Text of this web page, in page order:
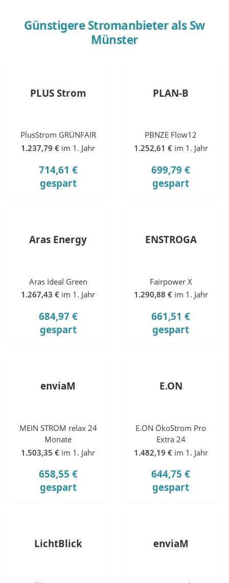
Günstigere Stromanbieter alsSw
Münster
PLUS Strom
PlusStrom GRÜNFAIR
1.237,79 € im 1. Jahr
714,61 €
gespart
PLAN-B
PBNZE Flow12
1.252,61 € im 1. Jahr
699,79 €
gespart
Aras Energy
Aras Ideal Green
1.267,43 € im 1. Jahr
684,97 €
gespart
ENSTROGA
Fairpower X
1.290,88 € im 1. Jahr
661,51 €
gespart
enviaM
MEIN STROM relax 24
Monate
1.503,35 € im 1. Jahr
658,55 €
gespart
E.ON
E.ON ÖkoStrom Pro
Extra 24
1.482,19 € im 1. Jahr
644,75 €
gespart
LichtBlick enviaM